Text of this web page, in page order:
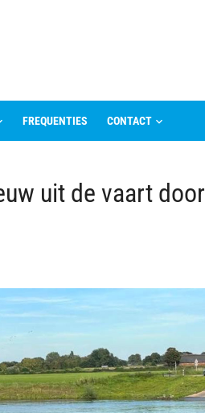
FREQUENTIES CONTACT
uit de vaart door